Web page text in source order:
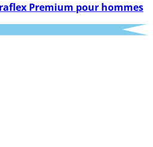
Premium pour hommes